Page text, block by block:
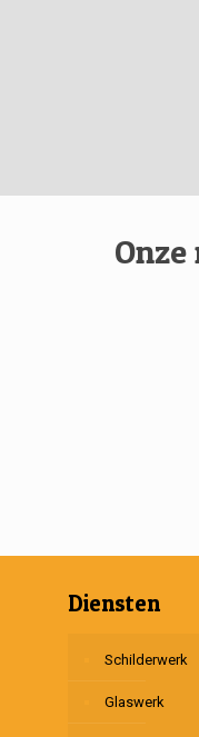
Diensten
Schilderwerk
Glaswerk